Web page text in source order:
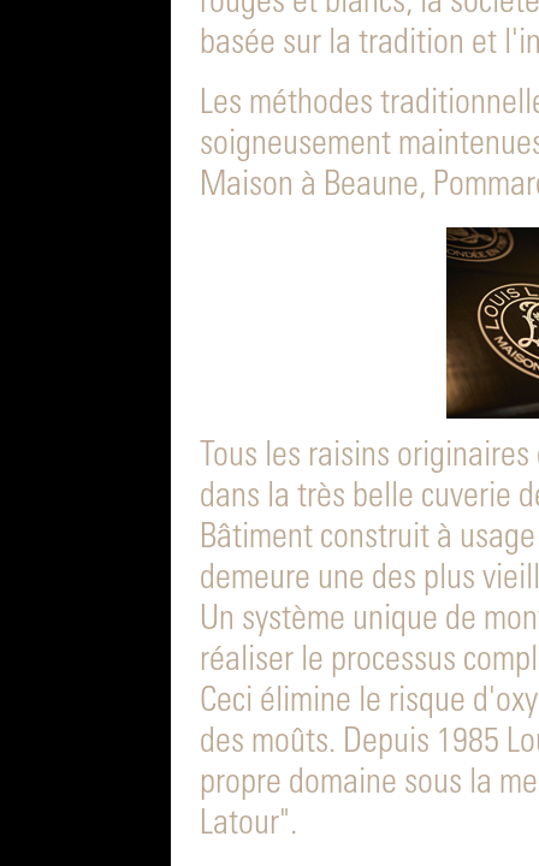
basée sur la tradition et
Les méthodes
soigneusement
Maison à Beaune,
Tous les raisins
dans la très belle cuverie
Bâtiment construit à
demeure une des plus
Un système unique de
réaliser le processus
Ceci élimine le risque
des moûts. Depuis 1985
propre domaine sous la
Latour".